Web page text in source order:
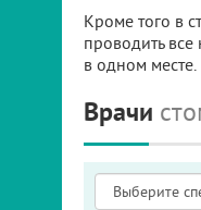
Кроме того в
проводить
в одном месте.
Врачи